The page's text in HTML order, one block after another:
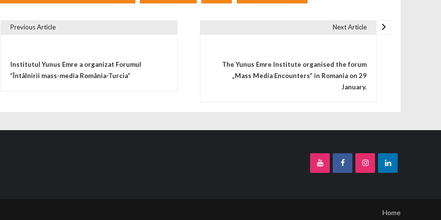
Previous Article
Institutul Yunus Emre a organizat Forumul
”Întâlnirii mass-media România-Turcia”
Next Article
The Yunus Emre Institute organised the forum
„Mass Media Encounters” in Romania on 29
January.
Home